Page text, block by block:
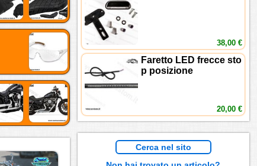
38,00 €
Faretto LED frecce sto
p posizione
20,00 €
Cerca nel sito